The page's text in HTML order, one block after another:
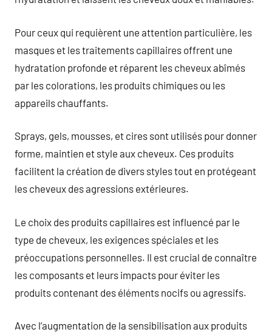
Pour ceux qui requièrent une attention particulière, les
masques et les traitements capillaires offrent une
hydratation profonde et réparent les cheveux abîmés
par les colorations, les produits chimiques ou les
appareils chauffants.
Sprays, gels, mousses, et cires sont utilisés pour donner
forme, maintien et style aux cheveux. Ces produits
facilitent la création de divers styles tout en protégeant
les cheveux des agressions extérieures.
Le choix des produits capillaires est influencé par le
type de cheveux, les exigences spéciales et les
préoccupations personnelles. Il est crucial de connaître
les composants et leurs impacts pour éviter les
produits contenant des éléments nocifs ou agressifs.
Avec l’augmentation de la sensibilisation aux produits